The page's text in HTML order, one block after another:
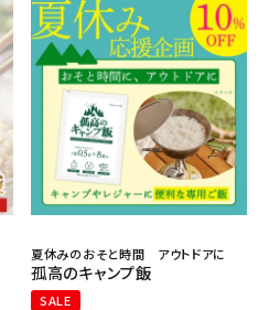
夏休みのおそと時間 アウトドアに
孤高のキャンプ飯
SALE